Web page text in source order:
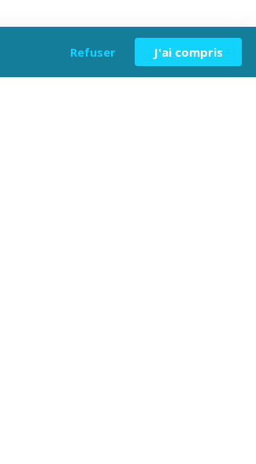
Refuser J'ai compris